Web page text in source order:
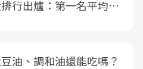
行出爐：第一名平均一
油、調和油還能吃嗎？